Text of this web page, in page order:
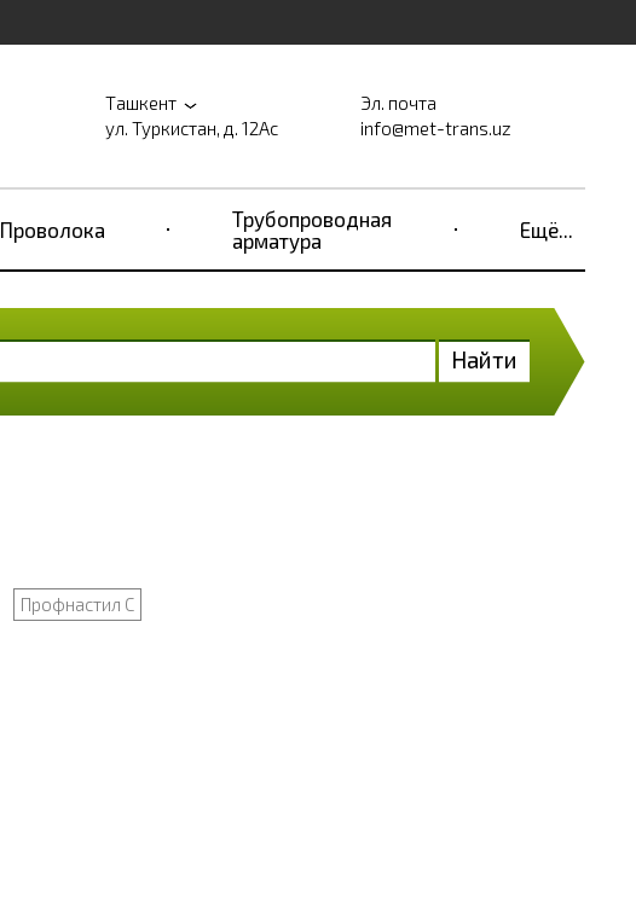
Ташкент
ул. Туркистан, д. 12Ас
Эл. почта
info@met-trans.uz
Проволока
Трубопроводная
арматура
Ещё...
Найти
Профнастил С